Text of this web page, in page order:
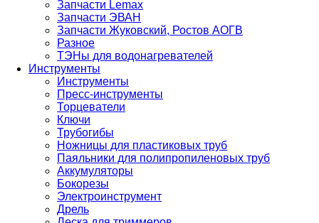
Запчасти Lemax
Запчасти ЭВАН
Запчасти Жуковский, Ростов АОГВ
Разное
ТЭНы для водонагревателей
Инструменты
Инструменты
Пресс-инструменты
Торцеватели
Ключи
Трубогибы
Ножницы для пластиковых труб
Паяльники для полипропиленовых труб
Аккумуляторы
Бокорезы
Электроинструмент
Дрель